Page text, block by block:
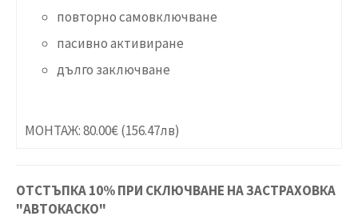
повторно самовключване
пасивно активиране
дълго заключване
МОНТАЖ: 80.00€ (156.47лв)
ОТСТЪПКА 10% ПРИ СКЛЮЧВАНЕ НА ЗАСТРАХОВКА
"АВТОКАСКО"